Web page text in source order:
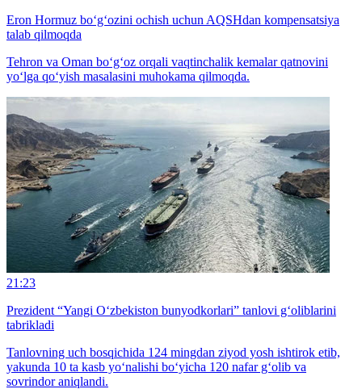
Eron Hormuz bo‘g‘ozini ochish uchun AQSHdan kompensatsiya
talab qilmoqda
Tehron va Oman bo‘g‘oz orqali vaqtinchalik kemalar qatnovini
yo‘lga qo‘yish masalasini muhokama qilmoqda.
21:23
Prezident “Yangi O‘zbekiston bunyodkorlari” tanlovi g‘oliblarini
tabrikladi
Tanlovning uch bosqichida 124 mingdan ziyod yosh ishtirok etib,
yakunda 10 ta kasb yo‘nalishi bo‘yicha 120 nafar g‘olib va
sovrindor aniqlandi.